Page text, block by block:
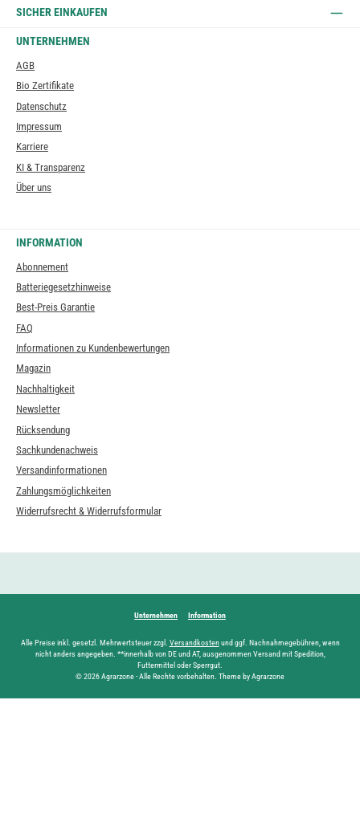
SICHER EINKAUFEN
UNTERNEHMEN
AGB
Bio Zertifikate
Datenschutz
Impressum
Karriere
KI & Transparenz
Über uns
INFORMATION
Abonnement
Batteriegesetzhinweise
Best-Preis Garantie
FAQ
Informationen zu Kundenbewertungen
Magazin
Nachhaltigkeit
Newsletter
Rücksendung
Sachkundenachweis
Versandinformationen
Zahlungsmöglichkeiten
Widerrufsrecht & Widerrufsformular
Unternehmen Information
Alle Preise inkl. gesetzl. Mehrwertsteuer zzgl. Versandkostenund ggf. Nachnahmegebühren, wenn
nicht anders angegeben. **innerhalb von DE und AT, ausgenommen Versand mit Spedition,
Futtermittel oder Sperrgut.
© 2026 Agrarzone - Alle Rechte vorbehalten. Theme by Agrarzone